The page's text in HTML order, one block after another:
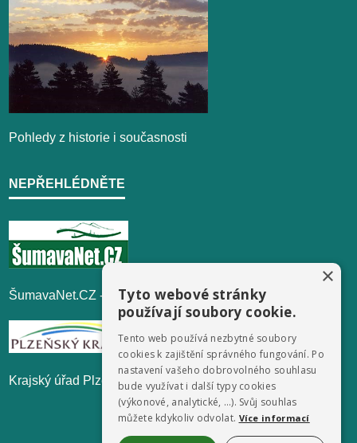
Pohledy z historie i současnosti
NEPŘEHLÉDNĚTE
ŠumavaNet.CZ - informace o regionu
Krajský úřad Plzeňského kraje
×
Tyto webové stránky
používají soubory cookie.
Tento web používá nezbytné soubory
cookies k zajištění správného fungování. Po
nastavení vašeho dobrovolného souhlasu
bude využívat i další typy cookies
(výkonové, analytické, …). Svůj souhlas
můžete kdykoliv odvolat. Více informací